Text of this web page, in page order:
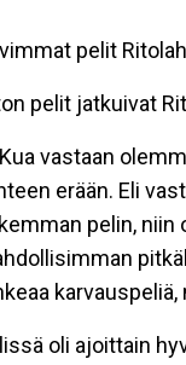
pelit
pelit jatkuivat
vastaan
erään. Eli
pelin, niin
oli ajoittain